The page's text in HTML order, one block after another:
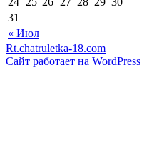
« Июл
31
Rt.chatruletka-18.com
Сайт работает на WordPress